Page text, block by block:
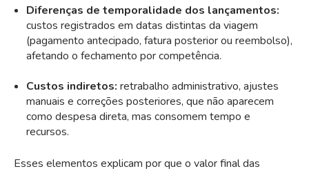
Diferenças de temporalidade dos lançamentos:
custos registrados em datas distintas da viagem
(pagamento antecipado, fatura posterior ou reembolso),
afetando o fechamento por competência.
Custos indiretos: retrabalho administrativo, ajustes
manuais e correções posteriores, que não aparecem
como despesa direta, mas consomem tempo e
recursos.
Esses elementos explicam por que o valor final das